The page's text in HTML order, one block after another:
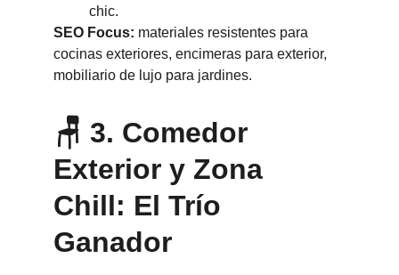
chic.
SEO Focus: materiales resistentes para
cocinas exteriores, encimeras para exterior,
mobiliario de lujo para jardines.
🪑 3. Comedor
Exterior y Zona
Chill: El Trío
Ganador